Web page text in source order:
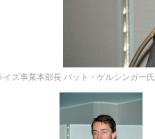
ズ事業本部長 パット・ゲルシンガー氏